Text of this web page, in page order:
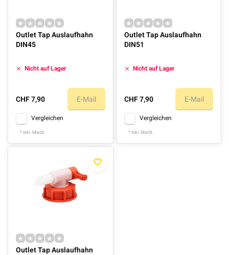
Outlet Tap Auslaufhahn
DIN45
Nicht auf Lager
CHF 7,90 E-Mail
Vergleichen
* Inkl. MwSt.
Outlet Tap Auslaufhahn
DIN51
Nicht auf Lager
CHF 7,90 E-Mail
Vergleichen
* Inkl. MwSt.
Outlet Tap Auslaufhahn